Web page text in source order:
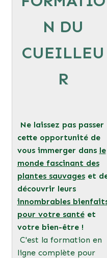
N DU
CUEILLEU
R
Ne laissez pas passer
cette opportunité de
vous immerger dans le
monde fascinant des
plantes sauvageset
découvrir leurs
innombrables
pour votre santéet
votre bien-être !
C'est la formation en
ligne complète pour